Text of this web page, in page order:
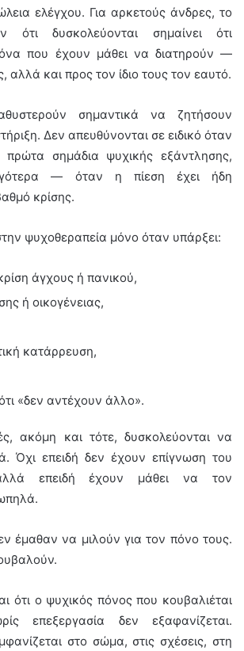
ελέγχου. Για αρκετούς άνδρες, το
ότι δυσκολεύονται σημαίνει ότι
που έχουν μάθει να διατηρούν —
αλλά και προς τον ίδιο τους τον εαυτό.
σημαντικά να ζητήσουν
Δεν απευθύνονται σε ειδικό όταν
πρώτα σημάδια ψυχικής εξάντλησης,
— όταν η πίεση έχει ήδη
κρίσης.
ψυχοθεραπεία μόνο όταν υπάρξει:
άγχους ή πανικού,
ή οικογένειας,
κατάρρευση,
«δεν αντέχουν άλλο».
ακόμη και τότε, δυσκολεύονται να
Όχι επειδή δεν έχουν επίγνωση του
επειδή έχουν μάθει να τον
έμαθαν να μιλούν για τον πόνο τους.
ότι ο ψυχικός πόνος που κουβαλιέται
επεξεργασία δεν εξαφανίζεται.
στο σώμα, στις σχέσεις, στη